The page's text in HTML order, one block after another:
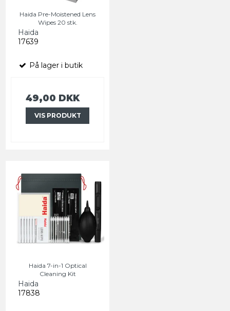
Haida Pre-Moistened Lens
Wipes 20 stk.
Haida
17639
På lager i butik
49,00 DKK
VIS PRODUKT
Haida 7-in-1 Optical
Cleaning Kit
Haida
17838